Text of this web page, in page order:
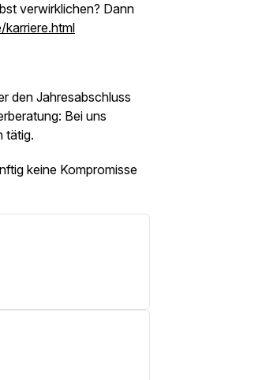
verwirklichen? Dann
den Jahresabschluss
Bei uns
tätig.
keine Kompromisse